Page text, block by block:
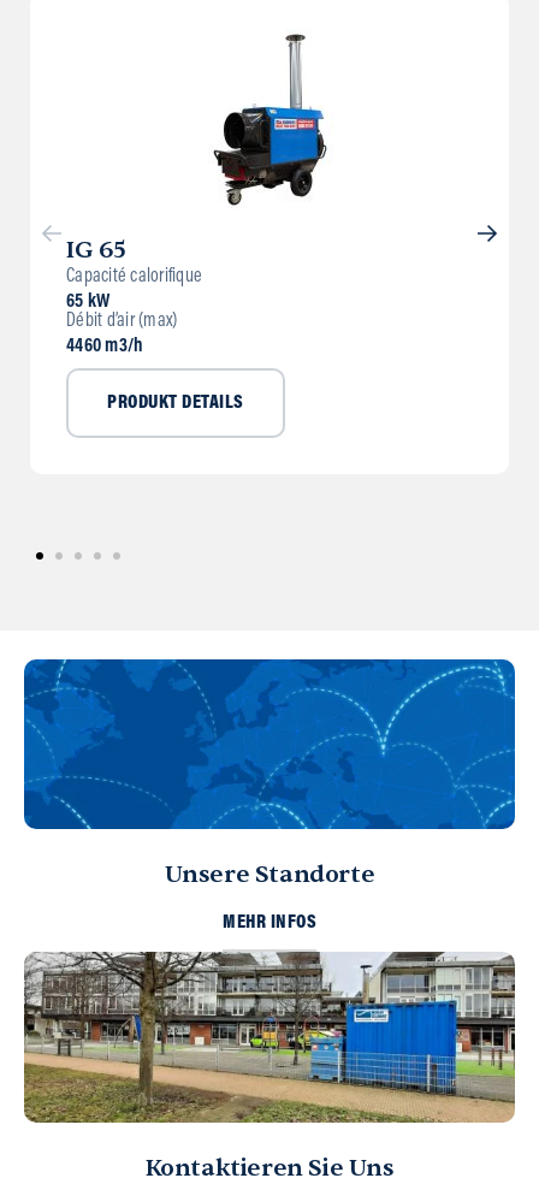
IG 65
Capacité calorifique
65 kW
Débit d’air (max)
4460 m3/h
PRODUKT DETAILS
Unsere Standorte
MEHR INFOS
Kontaktieren Sie Uns